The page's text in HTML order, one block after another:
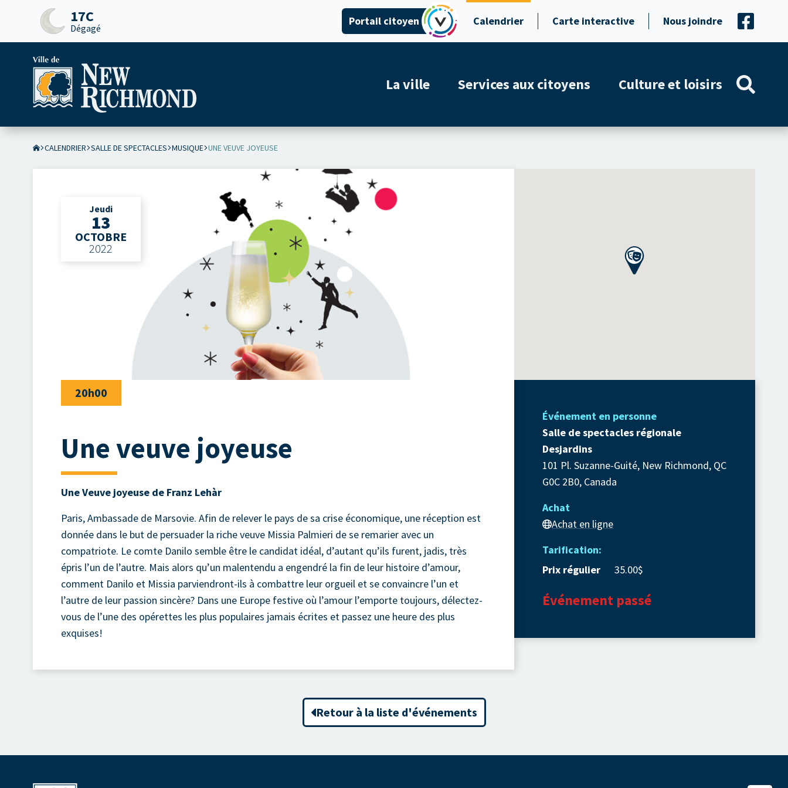
17C
Dégagé
Portail citoyen Calendrier Carte interactive Nous joindre
La ville Services aux citoyens Culture et loisirs
CALENDRIER SALLE DE SPECTACLES MUSIQUE UNE VEUVE JOYEUSE
Jeudi
13
OCTOBRE
2022
20h00
Une veuve joyeuse
Une Veuve joyeuse de Franz Lehàr
Paris, Ambassade de Marsovie. Afin de relever le pays de sa crise économique, une réception est
donnée dans le but de persuader la riche veuve Missia Palmieri de se remarier avec un
compatriote. Le comte Danilo semble être le candidat idéal, d’autant qu’ils furent, jadis, très
épris l’un de l’autre. Mais alors qu’un malentendu a engendré la fin de leur histoire d’amour,
comment Danilo et Missia parviendront-ils à combattre leur orgueil et se convaincre l’un et
l’autre de leur passion sincère? Dans une Europe festive où l’amour l’emporte toujours, délectez-
vous de l’une des opérettes les plus populaires jamais écrites et passez une heure des plus
exquises!
Événement en personne
Salle de spectacles régionale
Desjardins
101 Pl. Suzanne-Guité, New Richmond, QC
G0C 2B0, Canada
Achat
Achat en ligne
Tarification:
Prix régulier
35.00$
Événement passé
Retour à la liste d'événements